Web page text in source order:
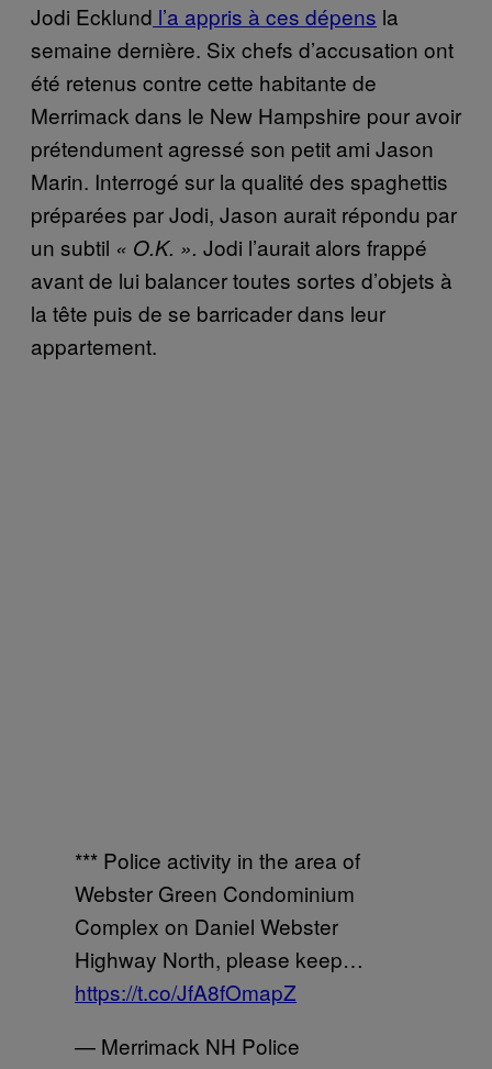
Jodi Ecklund l’a appris à ces dépens la
semaine dernière. Six chefs d’accusation ont
été retenus contre cette habitante de
Merrimack dans le New Hampshire pour avoir
prétendument agressé son petit ami Jason
Marin. Interrogé sur la qualité des spaghettis
préparées par Jodi, Jason aurait répondu par
un subtil « O.K. ». Jodi l’aurait alors frappé
avant de lui balancer toutes sortes d’objets à
la tête puis de se barricader dans leur
appartement.
*** Police activity in the area of
Webster Green Condominium
Complex on Daniel Webster
Highway North, please keep…
https://t.co/JfA8fOmapZ
— Merrimack NH Police